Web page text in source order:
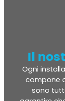
Il
Ogni
compone
sono